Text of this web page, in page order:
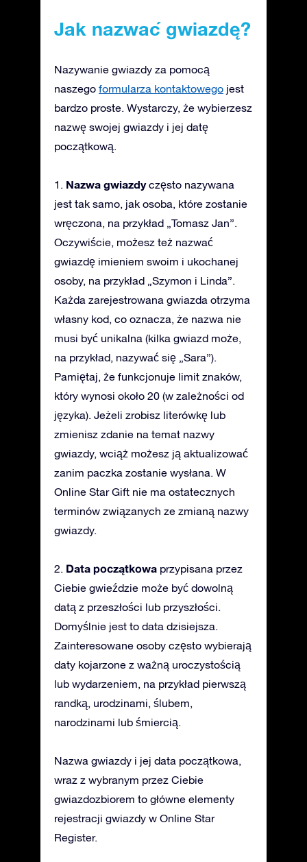
Jak nazwać gwiazdę?
Nazywanie gwiazdy za pomocą
naszego formularza kontaktowego jest
bardzo proste. Wystarczy, że wybierzesz
nazwę swojej gwiazdy i jej datę
początkową.
1. Nazwa gwiazdyczęsto nazywana
jest tak samo, jak osoba, które zostanie
wręczona, na przykład „Tomasz Jan”.
Oczywiście, możesz też nazwać
gwiazdę imieniem swoim i ukochanej
osoby, na przykład „Szymon i Linda”.
Każda zarejestrowana gwiazda otrzyma
własny kod, co oznacza, że nazwa nie
musi być unikalna (kilka gwiazd może,
na przykład, nazywać się „Sara”).
Pamiętaj, że funkcjonuje limit znaków,
który wynosi około 20 (w zależności od
języka). Jeżeli zrobisz literówkę lub
zmienisz zdanie na temat nazwy
gwiazdy, wciąż możesz ją aktualizować
zanim paczka zostanie wysłana. W
Online Star Gift nie ma ostatecznych
terminów związanych ze zmianą nazwy
gwiazdy.
2. Data początkowa przypisana przez
Ciebie gwieździe może być dowolną
datą z przeszłości lub przyszłości.
Domyślnie jest to data dzisiejsza.
Zainteresowane osoby często wybierają
daty kojarzone z ważną uroczystością
lub wydarzeniem, na przykład pierwszą
randką, urodzinami, ślubem,
narodzinami lub śmiercią.
Nazwa gwiazdy i jej data początkowa,
wraz z wybranym przez Ciebie
gwiazdozbiorem to główne elementy
rejestracji gwiazdy w Online Star
Register.